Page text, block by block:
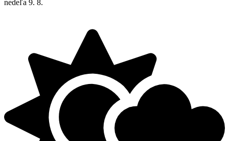
nedeľa 9. 8.